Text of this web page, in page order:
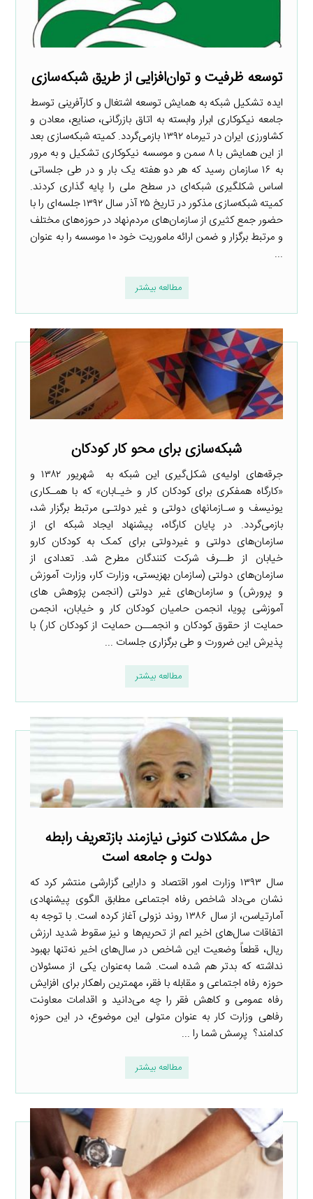
توسعه ظرفیت و توان‌افزایی از طریق شبکه‌سازی
ایده تشکیل شبکه به همایش توسعه اشتغال و کارآفرینی توسط
جامعه نیکوکاری ابرار وابسته به اتاق بازرگانی، صنایع، معادن و
کشاورزی ایران در تیرماه ۱۳۹۲ بازمی‌گردد. کمیته شبکه‌سازی بعد
از این همایش با ۸ سمن و موسسه نیکوکاری تشکیل و به مرور
به ۱۶ سازمان رسید که هر دو هفته یک بار و در طی جلساتی
اساس شکلگیری شبکه‌ای در سطح ملی را پایه گذاری کردند.
کمیته شبکه‌سازی مذکور در تاریخ ۲۵ آذر سال ۱۳۹۲ جلسه‌ای را با
حضور جمع کثیری از سازمان‌های مردم‌نهاد در حوزه‌های مختلف
و مرتبط برگزار و ضمن ارائه ماموریت خود ۱۰ موسسه را به عنوان
...
مطالعه بیشتر
شبکه‌سازی برای محو کار کودکان
جرقه‌های اولیه‌ی شکل‌گیری این شبکه به شهریور ۱۳۸۲ و
«کارگاه همفکری برای کودکان کار و خیـابان» که با همـکاری
یونیسف و سـازمانهای دولتی و غیر دولتـی مرتبط برگزار شد،
بازمی‌گردد. در پایان کارگاه، پیشنهاد ایجاد شبکه ای از
سازمان‌های دولتی و غیردولتی برای کمک به کودکان کارو
خیابان از طــرف شرکت کنندگان مطرح شد. تعدادی از
سازمان‌های دولتی (سازمان بهزیستی، وزارت کار، وزارت آموزش
و پرورش) و سازمان‌های غیر دولتی (انجمن پژوهش های
آموزشی پویا، انجمن حامیان کودکان کار و خیابان، انجمن
حمایت از حقوق کودکان و انجمــن حمایت از کودکان کار) با
پذیرش این ضرورت و طی برگزاری جلسات ...
مطالعه بیشتر
حل مشکلات کنونی نیازمند بازتعریف رابطه
دولت و جامعه است
سال ۱۳۹۳ وزارت امور اقتصاد و دارایی گزارشی منتشر کرد که
نشان می‌داد شاخص رفاه اجتماعی مطابق الگوی پیشنهادی
آمارتیاسن، از سال ۱۳۸۶ روند نزولی آغاز کرده است. با توجه به
اتفاقات سال‌های اخیر اعم از تحریم‌ها و نیز سقوط شدید ارزش
ریال، قطعاً وضعیت این شاخص در سال‌های اخیر نه‌تنها بهبود
نداشته که بدتر هم شده است. شما به‌عنوان یکی از مسئولان
حوزه رفاه اجتماعی و مقابله با فقر، مهمترین راهکار برای افزایش
رفاه عمومی و کاهش فقر را چه می‌دانید و اقدامات معاونت
رفاهی وزارت کار به عنوان متولی این موضوع، در این حوزه
کدامند؟ پرسش شما را ...
مطالعه بیشتر